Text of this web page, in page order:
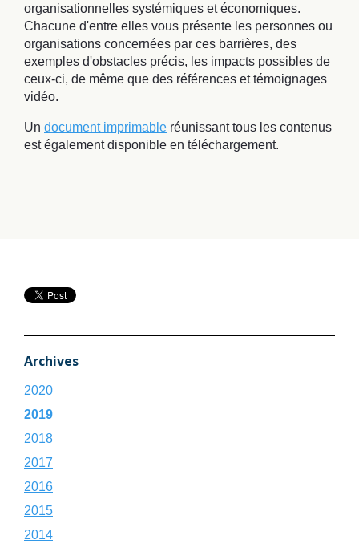
organisationnelles systémiques et économiques.
Chacune d'entre elles vous présente les personnes ou
organisations concernées par ces barrières, des
exemples d'obstacles précis, les impacts possibles de
ceux-ci, de même que des références et témoignages
vidéo.
Un document imprimable réunissant tous les contenus
est également disponible en téléchargement.
Archives
2020
2019
2018
2017
2016
2015
2014